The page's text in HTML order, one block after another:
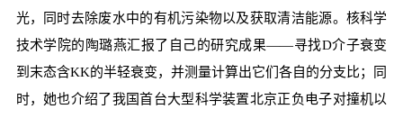
光，同时去除废水中的有机污染物以及获取清洁能源。核科学
技术学院的陶璐燕汇报了自己的研究成果——寻找D介子衰变
到末态含KK的半轻衰变，并测量计算出它们各自的分支比；同
时，她也介绍了我国首台大型科学装置北京正负电子对撞机以